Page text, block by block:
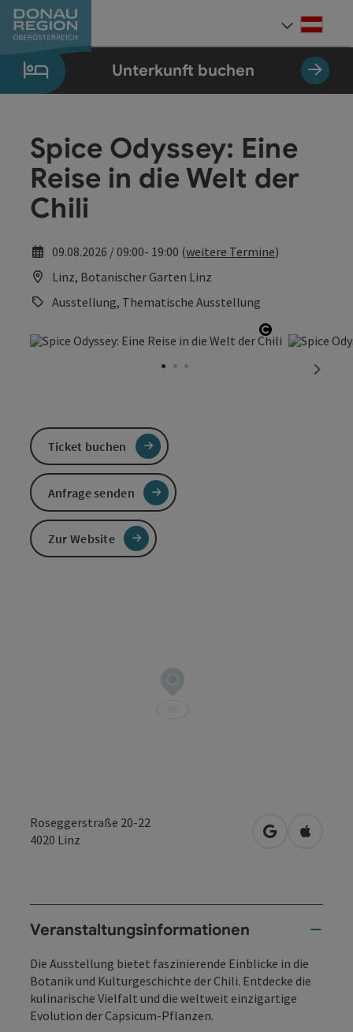
Zum Inhalt
Zur Navigation
Zum Seitenanfang
Zur Kontaktseite
Zum Impressum
Zur Startseite
Unterkunft buchen
Spice Odyssey: Eine
Reise in die Welt der
Chili
09.08.2026 / 09:00- 19:00 (weitere Termine)
Linz, Botanischer Garten Linz
Ausstellung, Thematische Ausstellung
Copyright
Roseggerstraße 20-22
4020 Linz in Google
in
Veranstaltungsinformationen
Die Ausstellung bietet faszinierende Einblicke in die
Botanik und Kulturgeschichte der Chili. Entdecke die
kulinarische Vielfalt und die weltweit einzigartige
Evolution der Capsicum-Pflanzen.
Ticket buchen
Anfrage senden
Zur Website